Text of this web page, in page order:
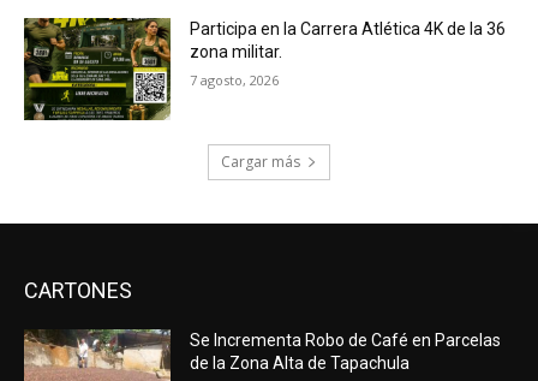
Participa en la Carrera Atlética 4K de la 36
zona militar.
7 agosto, 2026
Cargar más
CARTONES
Se Incrementa Robo de Café en Parcelas
de la Zona Alta de Tapachula